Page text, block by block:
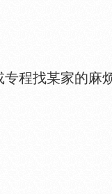
程找某家的麻